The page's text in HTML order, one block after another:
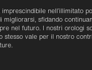
nell’illimitato
migliorarsi, sfidando
nel futuro. I nostri orologi
stesso vale per il nostro